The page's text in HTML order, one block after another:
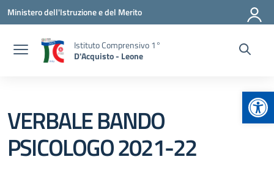
Vai ai contenuti
Vai al menu di navigazione
Vai al footer
Ministero dell'Istruzione e del Merito
Istituto Comprensivo 1°
D'Acquisto - Leone
VERBALE BANDO
PSICOLOGO 2021-22